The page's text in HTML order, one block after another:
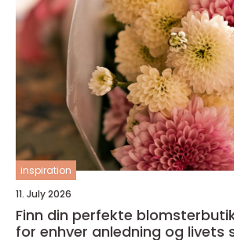
inspiration
11. July 2026
Finn din perfekte
for enhver anledning og livets